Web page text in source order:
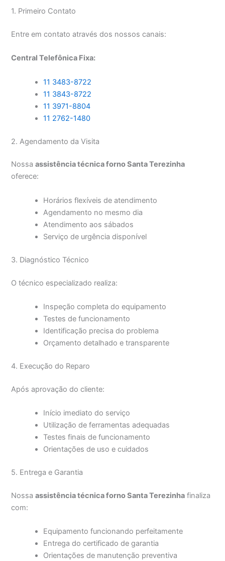
1. Primeiro Contato
Entre em contato através dos nossos canais:
Central Telefônica Fixa:
11 3483-8722
11 3843-8722
11 3971-8804
11 2762-1480
2. Agendamento da Visita
Nossaassistência técnica forno Santa Terezinha
oferece:
Horários flexíveis de atendimento
Agendamento no mesmo dia
Atendimento aos sábados
Serviço de urgência disponível
3. Diagnóstico Técnico
O técnico especializado realiza:
Inspeção completa do equipamento
Testes de funcionamento
Identificação precisa do problema
Orçamento detalhado e transparente
4. Execução do Reparo
Após aprovação do cliente:
Início imediato do serviço
Utilização de ferramentas adequadas
Testes finais de funcionamento
Orientações de uso e cuidados
5. Entrega e Garantia
Nossaassistência técnica forno Santa Terezinha finaliza
com:
Equipamento funcionando perfeitamente
Entrega do certificado de garantia
Orientações de manutenção preventiva